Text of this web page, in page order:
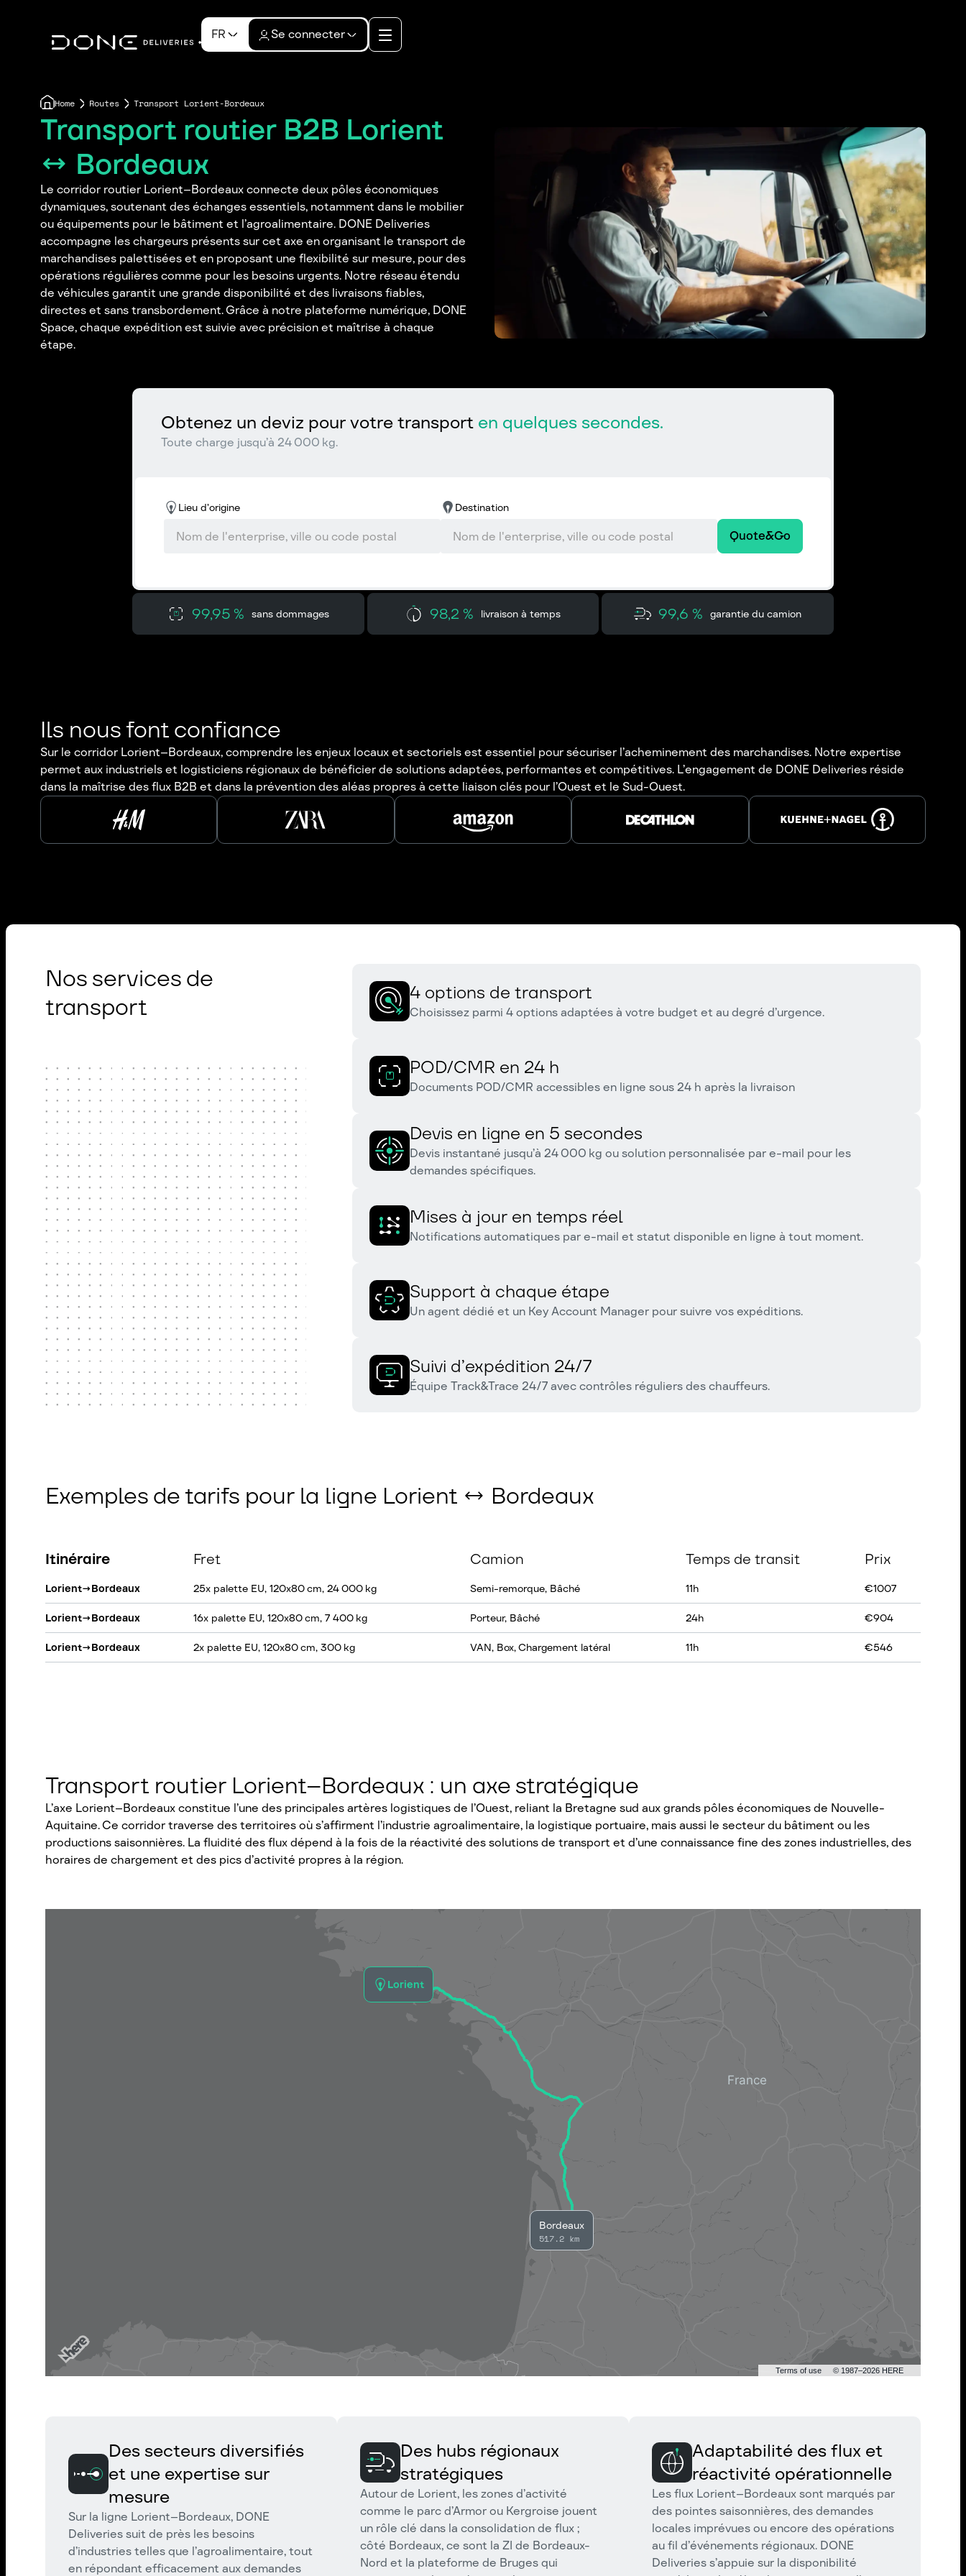
FR Se connecter
Home Routes Transport Lorient-Bordeaux
Transport routier B2B Lorient
↔ Bordeaux
Le corridor routier Lorient–Bordeaux connecte deux pôles économiques
dynamiques, soutenant des échanges essentiels, notamment dans le mobilier
ou équipements pour le bâtiment et l’agroalimentaire. DONE Deliveries
accompagne les chargeurs présents sur cet axe en organisant le transport de
marchandises palettisées et en proposant une flexibilité sur mesure, pour des
opérations régulières comme pour les besoins urgents. Notre réseau étendu
de véhicules garantit une grande disponibilité et des livraisons fiables,
directes et sans transbordement. Grâce à notre plateforme numérique, DONE
Space, chaque expédition est suivie avec précision et maîtrise à chaque
étape.
Obtenez un deviz pour votre transport en quelques secondes.
Toute charge jusqu’à 24 000 kg.
Lieu d’origine Destination
Quote&Go
99,95 % sans dommages 98,2 % livraison à temps 99,6 % garantie du camion
Ils nous font confiance
Sur le corridor Lorient–Bordeaux, comprendre les enjeux locaux et sectoriels est essentiel pour sécuriser l’acheminement des marchandises. Notre expertise
permet aux industriels et logisticiens régionaux de bénéficier de solutions adaptées, performantes et compétitives. L’engagement de DONE Deliveries réside
dans la maîtrise des flux B2B et dans la prévention des aléas propres à cette liaison clés pour l’Ouest et le Sud-Ouest.
Nos services de
transport
4 options de transport
Choisissez parmi 4 options adaptées à votre budget et au degré d’urgence.
POD/CMR en 24 h
Documents POD/CMR accessibles en ligne sous 24 h après la livraison
Devis en ligne en 5 secondes
Devis instantané jusqu’à 24 000 kg ou solution personnalisée par e-mail pour les
demandes spécifiques.
Mises à jour en temps réel
Notifications automatiques par e-mail et statut disponible en ligne à tout moment.
Support à chaque étape
Un agent dédié et un Key Account Manager pour suivre vos expéditions.
Suivi d’expédition 24/7
Équipe Track&Trace 24/7 avec contrôles réguliers des chauffeurs.
Exemples de tarifs pour la ligne Lorient ↔ Bordeaux
Itinéraire Fret Camion Temps de transit Prix
Lorient→Bordeaux 25x palette EU, 120x80 cm, 24 000 kg Semi-remorque, Bâché 11h €1007
Lorient→Bordeaux 16x palette EU, 120x80 cm, 7 400 kg Porteur, Bâché 24h €904
Lorient→Bordeaux 2x palette EU, 120x80 cm, 300 kg VAN, Box, Chargement latéral 11h €546
Transport routier Lorient–Bordeaux : un axe stratégique
L’axe Lorient–Bordeaux constitue l’une des principales artères logistiques de l’Ouest, reliant la Bretagne sud aux grands pôles économiques de Nouvelle-
Aquitaine. Ce corridor traverse des territoires où s’affirment l’industrie agroalimentaire, la logistique portuaire, mais aussi le secteur du bâtiment ou les
productions saisonnières. La fluidité des flux dépend à la fois de la réactivité des solutions de transport et d’une connaissance fine des zones industrielles, des
horaires de chargement et des pics d’activité propres à la région.
Lorient
Bordeaux
517.2 km
Terms of use © 1987–2026 HERE
Des secteurs diversifiés
et une expertise sur
mesure
Sur la ligne Lorient–Bordeaux, DONE
Deliveries suit de près les besoins
d’industries telles que l’agroalimentaire, tout
en répondant efficacement aux demandes
Des hubs régionaux
stratégiques
Autour de Lorient, les zones d’activité
comme le parc d’Armor ou Kergroise jouent
un rôle clé dans la consolidation de flux ;
côté Bordeaux, ce sont la ZI de Bordeaux-
Nord et la plateforme de Bruges qui
Adaptabilité des flux et
réactivité opérationnelle
Les flux Lorient–Bordeaux sont marqués par
des pointes saisonnières, des demandes
locales imprévues ou encore des opérations
au fil d’événements régionaux. DONE
Deliveries s’appuie sur la disponibilité